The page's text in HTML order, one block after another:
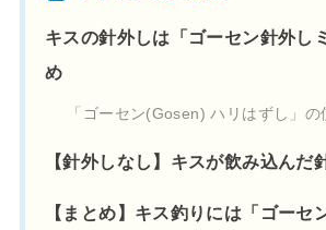
キスの針外しは「ゴーセン針外し
め
「ゴーセン(Gosen) ハリはずし」の
【針外しなし】キスが飲み込んだ
【まとめ】キス釣りには「ゴーセ